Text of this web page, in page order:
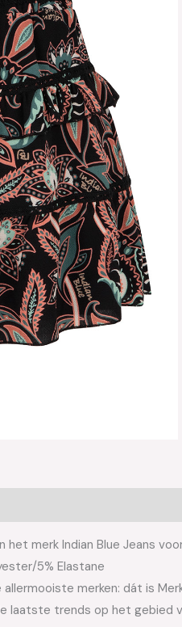
merk Indian Blue Jeans
5% Elastane
merken: dát is
trends op het gebied